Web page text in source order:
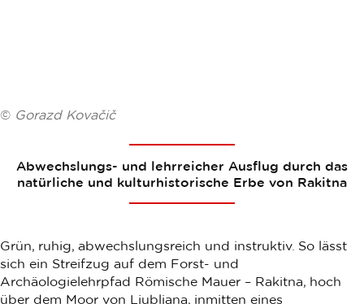
© Gorazd Kovačič
Abwechslungs- und lehrreicher Ausflug durch das
natürliche und kulturhistorische Erbe von Rakitna
Grün, ruhig, abwechslungsreich und instruktiv. So lässt
sich ein Streifzug auf dem Forst- und
Archäologielehrpfad Römische Mauer – Rakitna, hoch
über dem Moor von Ljubljana, inmitten eines